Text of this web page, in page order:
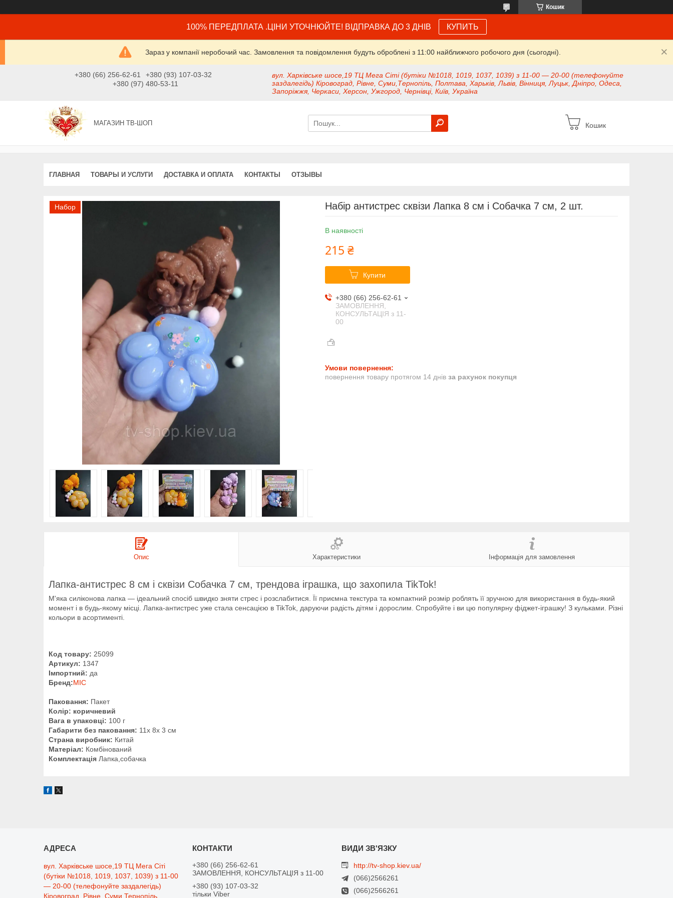
Кошик
100% ПЕРЕДПЛАТА .ЦІНИ УТОЧНЮЙТЕ! ВІДПРАВКА ДО 3 ДНІВ КУПИТЬ
Зараз у компанії неробочий час. Замовлення та повідомлення будуть оброблені з 11:00 найближчого робочого дня (сьогодні).
+380 (66) 256-62-61
+380 (93) 107-03-32
+380 (97) 480-53-11
вул. Харківське шосе,19 ТЦ Мега Сіті (бутіки №1018, 1019, 1037, 1039) з 11-00 — 20-00 (телефонуйте
заздалегідь) Кіровоград, Рівне, Суми,Тернопіль, Полтава, Харьків, Львів, Вінниця, Луцьк, Дніпро, Одеса,
Запоріжжя, Черкаси, Херсон, Ужгород, Чернівці, Київ, Україна
МАГАЗИН ТВ-ШОП Кошик
ГЛАВНАЯ ТОВАРЫ И УСЛУГИ ДОСТАВКА И ОПЛАТА КОНТАКТЫ ОТЗЫВЫ
Набор Набір антистрес сквізи Лапка 8 см і Собачка 7 см, 2 шт.
В наявності
215 ₴
Купити
+380 (66) 256-62-61
ЗАМОВЛЕННЯ,
КОНСУЛЬТАЦІЯ з 11-
00
повернення товару протягом 14 днів за рахунок покупця
Опис Характеристики Інформація для замовлення
Лапка-антистрес 8 см і сквізи Собачка 7 см, трендова іграшка, що захопила TikTok!
М'яка силіконова лапка — ідеальний спосіб швидко зняти стрес і розслабитися. Її приємна текстура та компактний розмір роблять її зручною для використання в будь-який
момент і в будь-якому місці. Лапка-антистрес уже стала сенсацією в TikTok, даруючи радість дітям і дорослим. Спробуйте і ви цю популярну фіджет-іграшку! З кульками. Різні
кольори в асортименті.
Код товару: 25099
Артикул: 1347
Імпортний: да
Бренд:MIC
Паковання: Пакет
Колір: коричневий
Вага в упаковці: 100 г
Габарити без паковання: 11x 8x 3 см
Страна виробник: Китай
Матеріал: Комбінований
Комплектація Лапка,собачка
вул. Харківське шосе,19 ТЦ Мега Сіті
(бутіки №1018, 1019, 1037, 1039) з 11-00
— 20-00 (телефонуйте заздалегідь)
Кіровоград, Рівне, Суми,Тернопіль,
+380 (66) 256-62-61
ЗАМОВЛЕННЯ, КОНСУЛЬТАЦІЯ з 11-00
+380 (93) 107-03-32
тільки Viber
http://tv-shop.kiev.ua/
(066)2566261
(066)2566261